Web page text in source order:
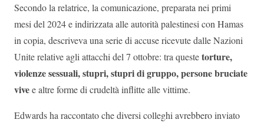
Secondo la relatrice, la comunicazione, preparata nei primi
mesi del 2024 e indirizzata alle autorità palestinesi con Hamas
in copia, descriveva una serie di accuse ricevute dalle Nazioni
Unite relative agli attacchi del 7 ottobre: tra questetorture,
violenze sessuali, stupri, stupri di gruppo, persone bruciate
vivee altre forme di crudeltà inflitte alle vittime.
Edwards ha raccontato che diversi colleghi avrebbero inviato